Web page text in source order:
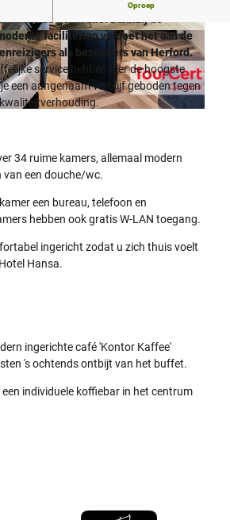
© JOACHIM GROTHUS
Oproep
faciliteiten voldoet het aan de
als bezoekers van Herford.
service hebben hier de hoogste
een aangenaam verblijf geboden tegen
34 ruime kamers, allemaal modern
van een douche/wc.
een bureau, telefoon en
hebben ook gratis W-LAN toegang.
ingericht zodat u zich thuis voelt
Hansa.
ingerichte café 'Kontor Kaffee'
's ochtends ontbijt van het buffet.
individuele koffiebar in het centrum